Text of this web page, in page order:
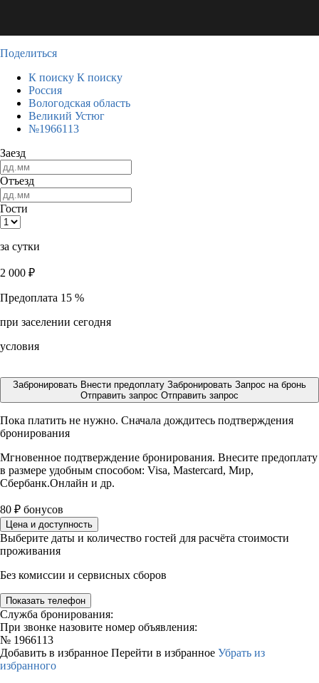
Поделиться
К поиску К поиску
Россия
Вологодская область
Великий Устюг
№1966113
Заезд
Отъезд
Гости
за сутки
2 000 ₽
Предоплата 15 %
при заселении сегодня
условия
Забронировать Внести предоплату Забронировать Запрос на бронь
Отправить запрос Отправить запрос
Пока платить не нужно. Сначала дождитесь подтверждения
бронирования
Мгновенное подтверждение бронирования. Внесите предоплату
в размере удобным способом: Visa, Mastercard, Мир,
Сбербанк.Онлайн и др.
80 ₽ бонусов
Цена и доступность
Выберите даты и количество гостей для расчёта стоимости
проживания
Без комиссии и сервисных сборов
Показать телефон
Служба бронирования:
При звонке назовите номер объявления:
№ 1966113
Добавить в избранное Перейти в избранное Убрать из
избранного